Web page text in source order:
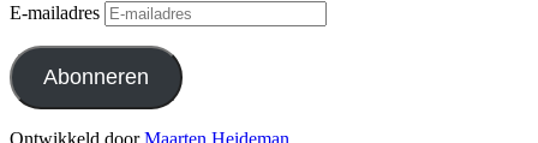
E-mailadres
Abonneren
Ontwikkeld doorMaarten Heideman